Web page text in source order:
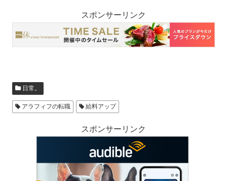
スポンサーリンク
日常。
アラフィフの転職 給料アップ
スポンサーリンク